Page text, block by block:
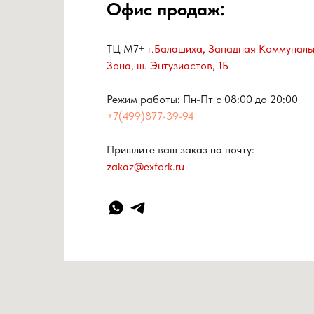
Офис продаж:
ТЦ М7+ г.Балашиха, Западная
Зона, ш. Энтузиастов, 1Б
Режим работы: Пн-Пт с 08:00 до 20:00
+7(499)877-39-94
Пришлите ваш заказ на почту:
zakaz@exfork.ru